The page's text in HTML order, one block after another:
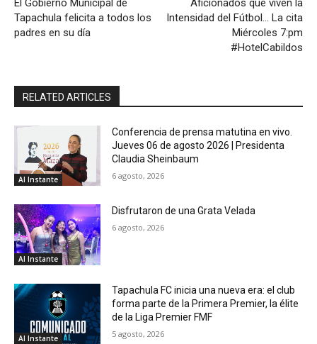
El Gobierno Municipal de
Tapachula felicita a todos los
padres en su día
Aficionados que viven la
Intensidad del Fútbol… La cita
Miércoles 7:pm
#HotelCabildos
RELATED ARTICLES
Al Instante
Conferencia de prensa matutina en vivo.
Jueves 06 de agosto 2026 | Presidenta
Claudia Sheinbaum
6 agosto, 2026
Al Instante
Disfrutaron de una Grata Velada
6 agosto, 2026
Al Instante
Tapachula FC inicia una nueva era: el club
forma parte de la Primera Premier, la élite
de la Liga Premier FMF
5 agosto, 2026